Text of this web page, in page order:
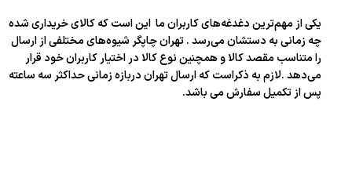
یکی از مهم‌ترین دغدغه‌های کاربران ما این است که کالای خریداری شده
چه زمانی به دستشان می‌رسد . تهران چاپگر شیوه‌های مختلفی از ارسال
را متناسب مقصد کالا و همچنین نوع کالا در اختیار کاربران خود قرار
می‌دهد .لازم به ذکراست که ارسال تهران دربازه زمانی حداکثر سه ساعته
پس از تکمیل سفارش می باشد.